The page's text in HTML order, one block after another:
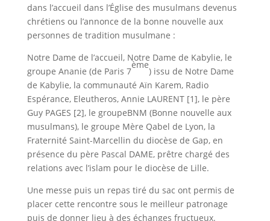
dans l’accueil dans l’Église des musulmans devenus
chrétiens ou l’annonce de la bonne nouvelle aux
personnes de tradition musulmane :
Notre Dame de l’accueil, Notre Dame de Kabylie, le
groupe Ananie (de Paris 7
ème
) issu de Notre Dame
de Kabylie, la communauté Aïn Karem, Radio
Espérance, Eleutheros, Annie LAURENT [1], le père
Guy PAGES [2], le groupeBNM (Bonne nouvelle aux
musulmans), le groupe Mère Qabel de Lyon, la
Fraternité Saint-Marcellin du diocèse de Gap, en
présence du père Pascal DAME, prêtre chargé des
relations avec l’islam pour le diocèse de Lille.
Une messe puis un repas tiré du sac ont permis de
placer cette rencontre sous le meilleur patronage
puis de donner lieu à des échanges fructueux.